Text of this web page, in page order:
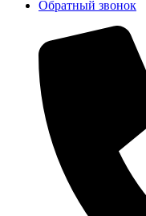
Обратный звонок